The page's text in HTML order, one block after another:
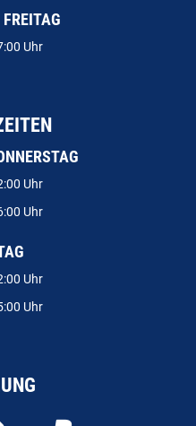
Uhr
Uhr
Uhr
Uhr
Uhr